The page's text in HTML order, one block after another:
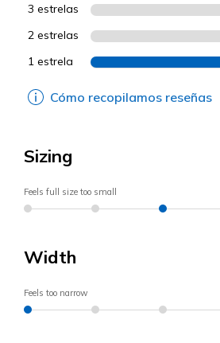
3 estrelas
2 estrelas
1 estrela
Cómo recopilamos reseñas
Sizing
Feels full size too small
Width
Feels too narrow